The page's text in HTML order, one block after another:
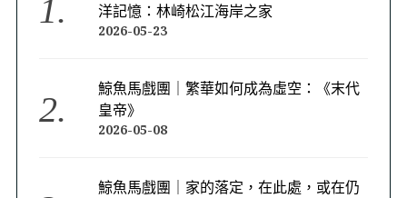
洋記憶：林崎松江海岸之家
2026-05-23
鯨魚馬戲團｜繁華如何成為虛空：《末代
皇帝》
2026-05-08
鯨魚馬戲團｜家的落定，在此處，或在仍